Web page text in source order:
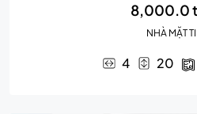
8,000.0
NHÀ MẶT
4 20